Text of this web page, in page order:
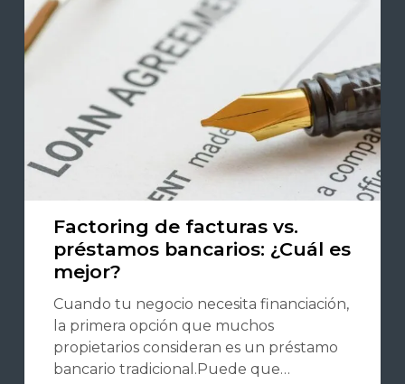
Factoring de facturas vs.
préstamos bancarios: ¿Cuál es
mejor?
Cuando tu negocio necesita financiación,
la primera opción que muchos
propietarios consideran es un préstamo
bancario tradicional.Puede que…